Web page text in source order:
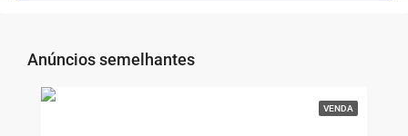
Anúncios semelhantes
VENDA